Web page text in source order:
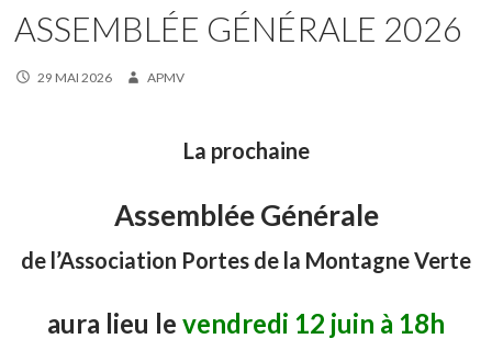
ASSEMBLÉE GÉNÉRALE 2026
29 MAI 2026 APMV
La prochaine
Assemblée Générale
de l’Association Portes de la Montagne Verte
aura lieu le vendredi 12 juin à 18h